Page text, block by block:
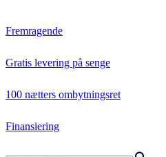
Fremragende
Gratis levering på senge
100 nætters ombytningsret
Finansiering